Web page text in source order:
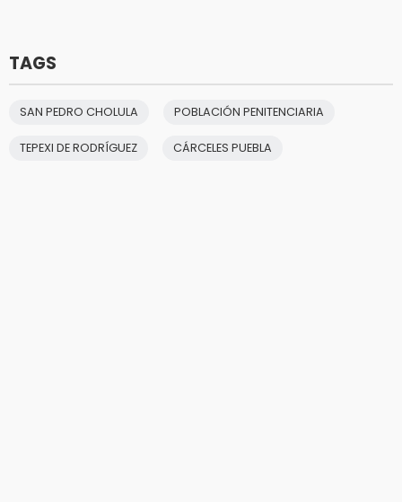
TAGS
SAN PEDRO CHOLULA POBLACIÓN PENITENCIARIA
TEPEXI DE RODRÍGUEZ CÁRCELES PUEBLA